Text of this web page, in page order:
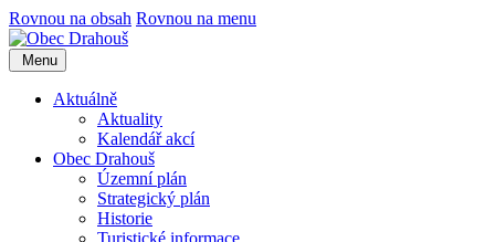
Rovnou na obsah Rovnou na menu
Menu
Aktuálně
Aktuality
Kalendář akcí
Obec Drahouš
Územní plán
Strategický plán
Historie
Turistické informace